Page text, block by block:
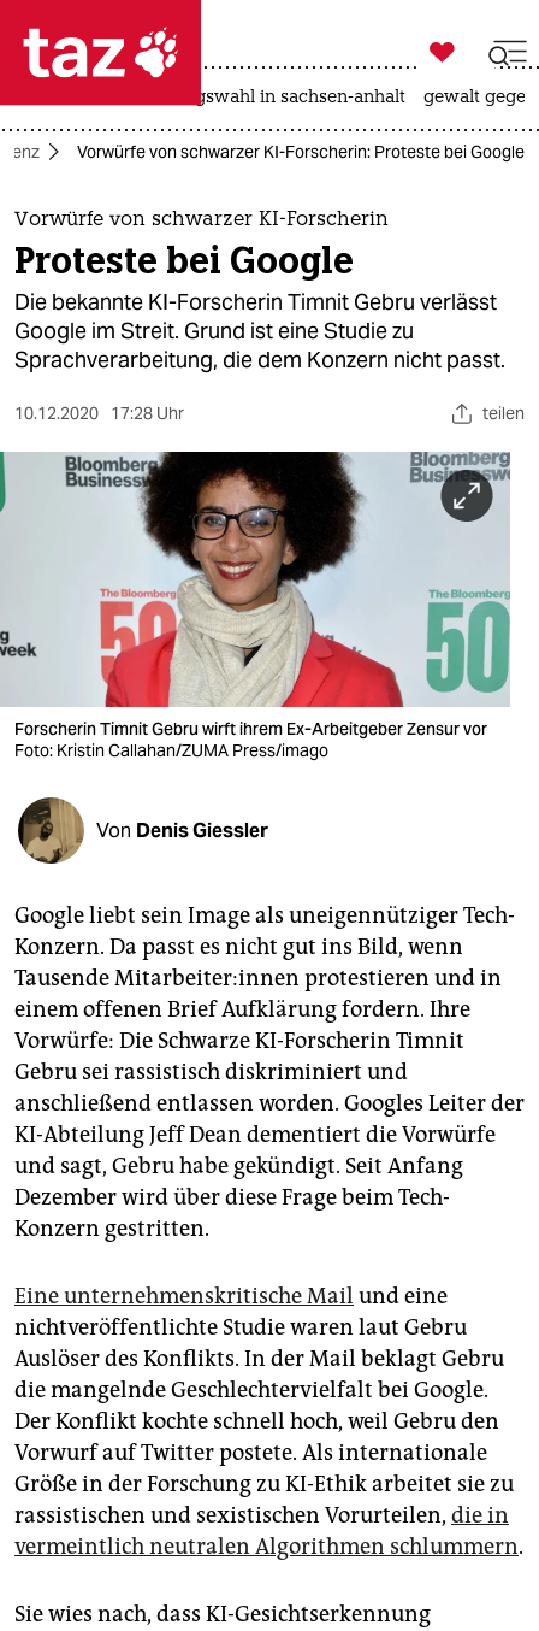
 taz zahl ich
taz zahl ich
themen
politik
öko
gesellschaft
sport
wahrheit
verlag
verlag
veranstaltungen
shop
unterstützen
abo
genossenschaft
epaper login

taz zahl ich
landtagswahl in sachsen-anhalt gewalt
Vorwürfe von schwarzer KI-Forscherin: Proteste bei Google
Vorwürfe von schwarzer KI-Forscherin
Proteste bei Google
Die bekannte KI-Forscherin Timnit Gebru verlässt
Google im Streit. Grund ist eine Studie zu
Sprachverarbeitung, die dem Konzern nicht passt.
10.12.2020 17:28 Uhr teilen
Forscherin Timnit Gebru wirft ihrem Ex-Arbeitgeber Zensur vor
Foto: Kristin Callahan/ZUMA Press/imago
Von Denis Giessler
Google liebt sein Image als uneigennütziger Tech-
Konzern. Da passt es nicht gut ins Bild, wenn
Tausende Mitarbeiter:innen protestieren und in
einem offenen Brief Aufklärung fordern. Ihre
Vorwürfe: Die Schwarze KI-Forscherin Timnit
Gebru sei rassistisch diskriminiert und
anschließend entlassen worden. Googles Leiter der
KI-Abteilung Jeff Dean dementiert die Vorwürfe
und sagt, Gebru habe gekündigt. Seit Anfang
Dezember wird über diese Frage beim Tech-
Konzern gestritten.
Eine unternehmenskritische Mail und eine
nichtveröffentlichte Studie waren laut Gebru
Auslöser des Konflikts. In der Mail beklagt Gebru
die mangelnde Geschlechtervielfalt bei Google.
Der Konflikt kochte schnell hoch, weil Gebru den
Vorwurf auf Twitter postete. Als internationale
Größe in der Forschung zu KI-Ethik arbeitet sie zu
rassistischen und sexistischen Vorurteilen, die in
vermeintlich neutralen Algorithmen schlummern.
Sie wies nach, dass KI-Gesichtserkennung